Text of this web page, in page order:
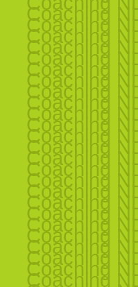
Coaching
Coaching
Coaching
Coaching
Coaching
Coaching
Coaching
Coaching
Coaching
Coaching
Coaching
Coaching
Coaching
Coaching
Coaching
Coaching
Coaching
Coaching
Coaching
Coaching
Coaching
Coaching
Coaching
Coaching
Coaching